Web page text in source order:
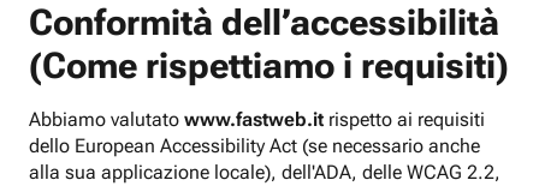
Conformità dell’accessibilità
(Come rispettiamo i requisiti)
Abbiamo valutato www.fastweb.it rispetto ai requisiti
dello European Accessibility Act (se necessario anche
alla sua applicazione locale), dell'ADA, delle WCAG 2.2,